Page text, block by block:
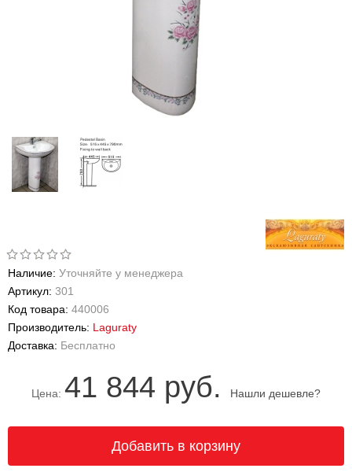
Наличие: Уточняйте у менеджера
Артикул: 301
Код товара: 440006
Производитель: Laguraty
Доставка: Бесплатно
Цена: 41 844 руб. Нашли дешевле?